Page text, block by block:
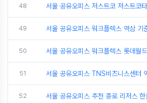
48 서울 공유오피스 저스트코 저스트코
49 서울 공유오피스 워크플렉스 역삼 기
50 서울 공유오피스 워크플렉스 롯데월
51 서울 공유오피스 TNS비즈니스센터
52 서울 공유오피스 추천 종로 리저스